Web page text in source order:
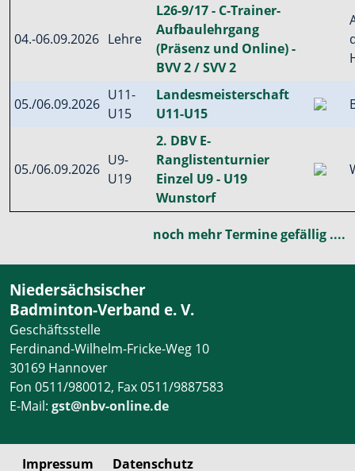
04.-06.09.2026 Lehre
L26-9/17 - C-Trainer-
Aufbaulehrgang
(Präsenz und Online) -
BVV 2 / SVV 2
05./06.09.2026
U11-
U15
Landesmeisterschaft
U11-U15
05./06.09.2026
U9-
U19
2. DBV E-
Ranglistenturnier
Einzel U9 - U19
Wunstorf
noch mehr Termine gefällig ....
Niedersächsischer
Badminton-Verband e. V.
Geschäftsstelle
Ferdinand-Wilhelm-Fricke-Weg 10
30169 Hannover
Fon 0511/980012, Fax 0511/9887583
E-Mail: gst@nbv-online.de
Impressum Datenschutz